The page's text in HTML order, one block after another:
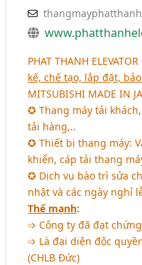
PHAT THANH
kế, chế tạo, lắp đặt,
MITSUBISHI MADE IN
✪ Thang máy tải
tải hàng,..
✪ Thiết bị thang máy:
khiển, cáp tải thang
✪ Dịch vụ bào trì sửa
nhật và các ngày nghỉ
Thế mạnh:
➩ Công ty đã đạt
➩ Là đại diện độc
(CHLB Đức)